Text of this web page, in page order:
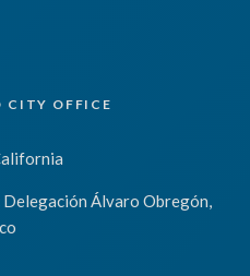
CITY OFFICE
Álvaro Obregón,